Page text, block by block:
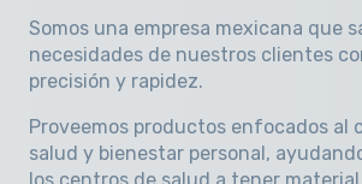
Somos una empresa mexicana que
necesidades de nuestros clientes
precisión y rapidez.
Proveemos productos enfocados al
salud y bienestar personal,
los centros de salud a tener